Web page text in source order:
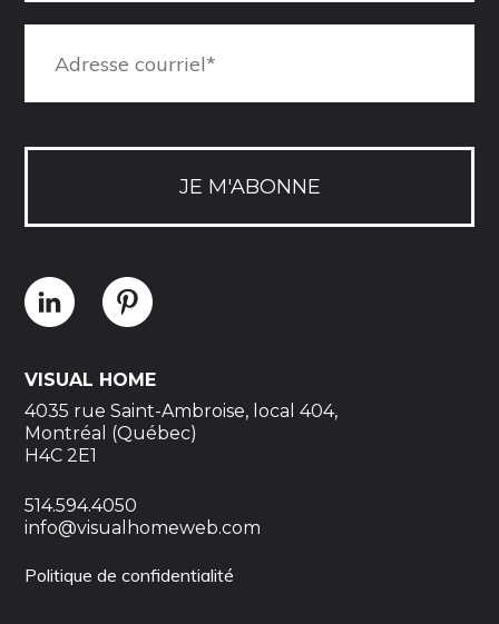
JE M'ABONNE
VISUAL HOME
4035 rue Saint-Ambroise, local 404,
Montréal (Québec)
H4C 2E1
514.594.4050
info@visualhomeweb.com
Politique de confidentialité